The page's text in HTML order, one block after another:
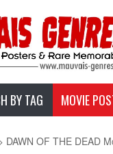
BY TAG MOVIE
DAWN OF THE DEAD